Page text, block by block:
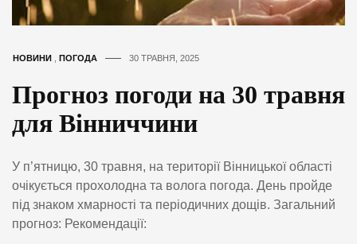
НОВИНИ ПОГОДА 30 ТРАВНЯ, 2025
Прогноз погоди на 30 травня
для Вінниччини
У п’ятницю, 30 травня, на території Вінницької області
очікується прохолодна та волога погода. День пройде
під знаком хмарності та періодичних дощів. Загальний
прогноз: Рекомендації: